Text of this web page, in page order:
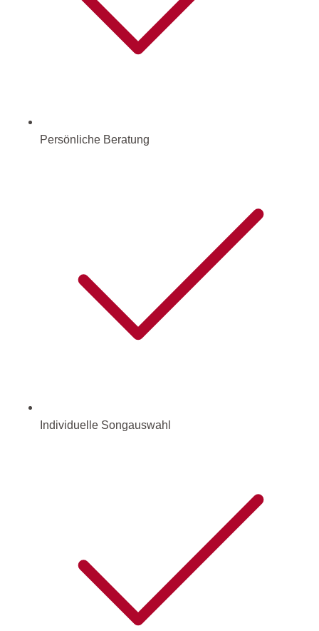
Persönliche Beratung
Individuelle Songauswahl